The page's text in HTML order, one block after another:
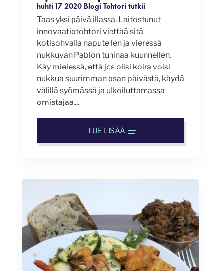
huhti 17 2020 Blogi Tohtori tutkii
Taas yksi päivä illassa. Laitostunut
innovaatiotohtori viettää sitä
kotisohvalla naputellen ja vieressä
nukkuvan Pablon tuhinaa kuunnellen.
Käy mielessä, että jos olisi koira voisi
nukkua suurimman osan päivästä, käydä
välillä syömässä ja ulkoiluttamassa
omistajaa,...
LUE LISÄÄ